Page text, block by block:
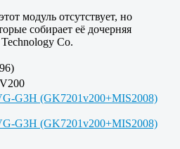
модуль отсутствует, но
собирает её дочерняя
Co.